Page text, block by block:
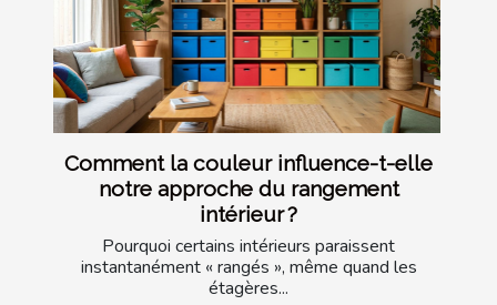
Comment la couleur influence-t-elle
notre approche du rangement
intérieur ?
Pourquoi certains intérieurs paraissent
instantanément « rangés », même quand les
étagères...